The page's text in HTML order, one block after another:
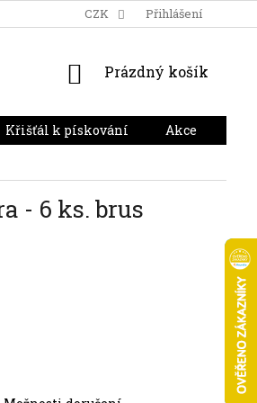
HODNOCENÍ OBCHODU
CZK Přihlášení
NÁKUPNÍ
Prázdný košík
Křišťál k pískování Akce
- 6 ks. brus